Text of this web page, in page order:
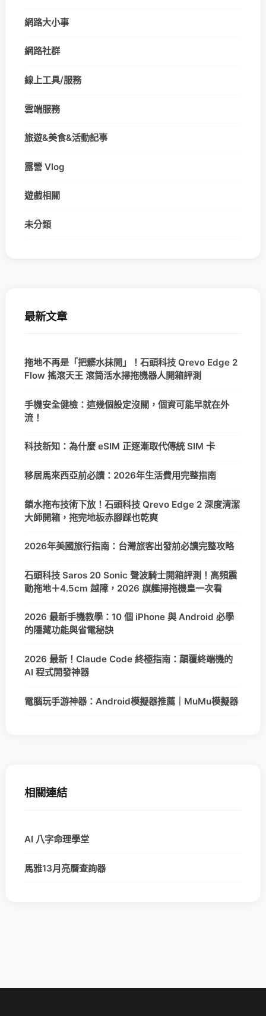
網路大小事
網路社群
線上工具/服務
雲端服務
旅遊&美食&活動記事
露營 Vlog
遊戲相關
未分類
最新文章
拖地不再是「把髒水抹開」！石頭科技 Qrevo Edge 2
Flow 搖滾天王 滾筒活水掃拖機器人開箱評測
手機安全健檢：這幾個設定沒關，個資可能早就在外
流！
科技新知：為什麼 eSIM 正逐漸取代傳統 SIM 卡
移居馬來西亞前必讀：2026年生活費用完整指南
鎖水拖布技術下放！石頭科技 Qrevo Edge 2 深度清潔
大師開箱，拖完地板赤腳踩也乾爽
2026年美國旅行指南：台灣旅客出發前必讀完整攻略
石頭科技 Saros 20 Sonic 聲波騎士開箱評測！高頻震
動拖地＋4.5cm 越障，2026 旗艦掃拖機皇一次看
2026 最新手機教學：10 個 iPhone 與 Android 必學
的隱藏功能與省電秘訣
2026 最新！Claude Code 終極指南：顛覆終端機的
AI 程式開發神器
電腦玩手游神器：Android模擬器推薦｜MuMu模擬器
相關連結
AI 八字命理學堂
馬雅13月亮曆查詢器